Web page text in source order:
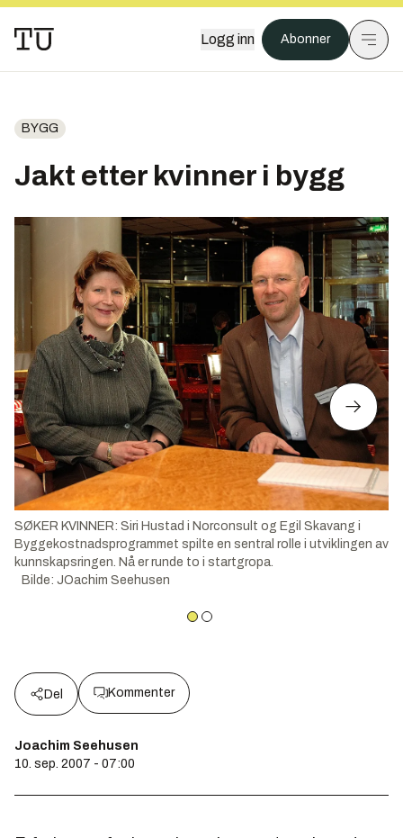
Logg inn Abonner
BYGG
Jakt etter kvinner i bygg
SØKER KVINNER: Siri Hustad i Norconsult og Egil Skavang i
Byggekostnadsprogrammet spilte en sentral rolle i utviklingen av
kunnskapsringen. Nå er runde to i startgropa.
Bilde: JOachim Seehusen
Del Kommenter
Joachim Seehusen
10. sep. 2007 - 07:00